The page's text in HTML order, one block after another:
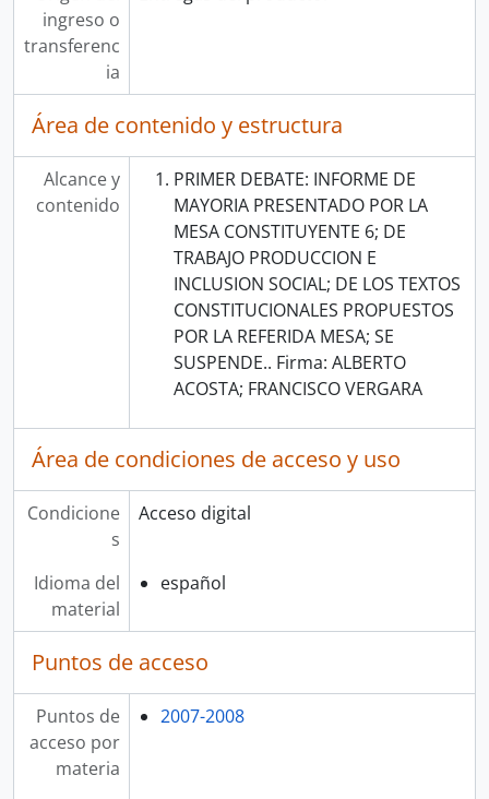
ingreso o
transferenc
ia
Área de contenido y estructura
Alcance y
contenido
PRIMER DEBATE: INFORME DE
MAYORIA PRESENTADO POR LA
MESA CONSTITUYENTE 6; DE
TRABAJO PRODUCCION E
INCLUSION SOCIAL; DE LOS TEXTOS
CONSTITUCIONALES PROPUESTOS
POR LA REFERIDA MESA; SE
SUSPENDE.. Firma: ALBERTO
ACOSTA; FRANCISCO VERGARA
Área de condiciones de acceso y uso
Condicione
s
Acceso digital
Idioma del
material
español
Puntos de acceso
Puntos de
acceso por
materia
2007-2008